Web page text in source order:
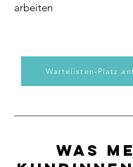
arbeiten
Wartelisten-Platz
Was